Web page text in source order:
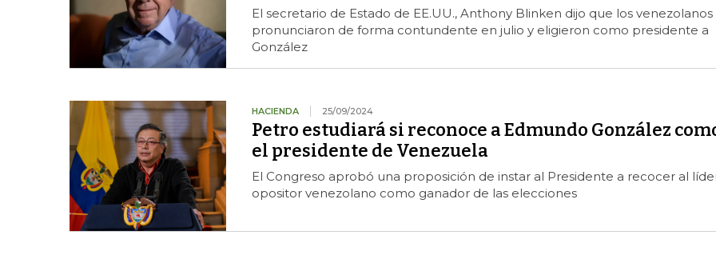
El secretario de Estado de EE.UU., Anthony Blinken dijo que los venezolanos
pronunciaron de forma contundente en julio y eligieron como presidente a
González
HACIENDA 25/09/2024
Petro estudiará si reconoce a Edmundo González
el presidente de Venezuela
El Congreso aprobó una proposición de instar al Presidente a recocer al
opositor venezolano como ganador de las elecciones